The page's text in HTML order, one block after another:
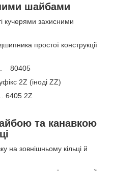
шайбами
кучерями захисними
простої конструкції
80405
2Z (іноді ZZ)
6405 2Z
та канавкою
на зовнішньому кільці й